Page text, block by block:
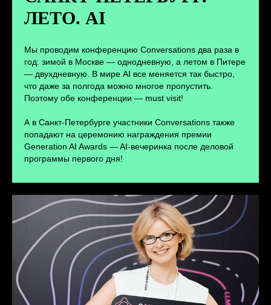
ЛЕТО. AI
Мы проводим конференцию Conversations два раза в
год: зимой в Москве — однодневную, а летом в Питере
— двухдневную. В мире AI все меняется так быстро,
что даже за полгода можно многое пропустить.
Поэтому обе конференции — must visit!
А в Санкт-Петербурге участники Conversations также
попадают на церемонию награждения премии
Generation AI Awards — AI-вечеринка после деловой
программы первого дня!